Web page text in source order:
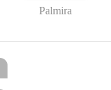
Palmira